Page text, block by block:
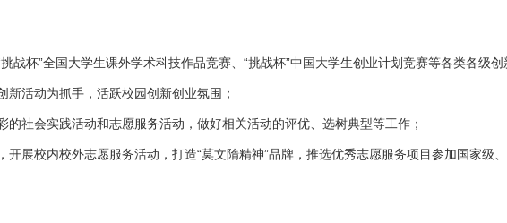
战杯”全国大学生课外学术科技作品竞赛、“挑战杯”中国大学生创业计划竞赛等各类各级创
活动为抓手，活跃校园创新创业氛围；
社会实践活动和志愿服务活动，做好相关活动的评优、选树典型等工作；
展校内校外志愿服务活动，打造“莫文隋精神”品牌，推选优秀志愿服务项目参加国家级